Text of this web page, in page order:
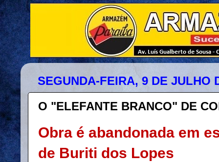
SEGUNDA-FEIRA, 9 DE JULHO
O "ELEFANTE BRANCO" DE
Obra é abandonada em
de Buriti dos Lopes